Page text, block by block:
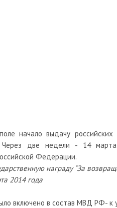
начало выдачу российских
две недели - 14
Федерации.
награду "За
2014 года
включено в состав МВД РФ- к